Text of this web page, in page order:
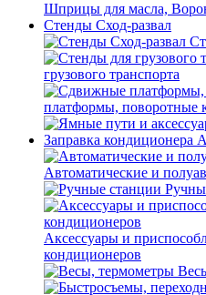
Шприцы для масла,
Стенды Сход-развал
грузового транспорта
платформы, поворотные
Заправка кондиционера
Автоматические и
Аксессуары и
кондиционеров